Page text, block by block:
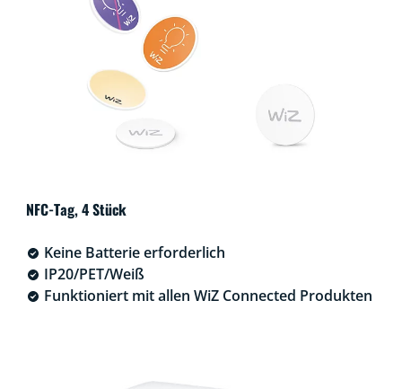
NFC-Tag, 4 Stück
Keine Batterie erforderlich
IP20/PET/Weiß
Funktioniert mit allen WiZ Connected Produkten